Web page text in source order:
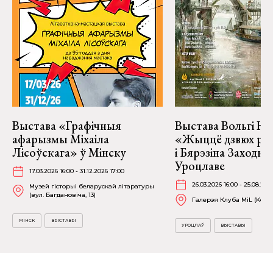
Выстава «Графічныя
афарызмы Міхаіла
Лісоўскага» ў Мінску
17.03.2026 16:00 - 31.12.2026 17:00
Музей гісторыі беларускай літаратуры
(вул. Багдановіча, 13)
МІНСК ВЫСТАВЫ
Выстава Вольгі
«Жыццё дзвюх
і Бярэзіна
Уроцлаве
26.03.2026 16:00 -
Галерэя Клуба MiL
УРОЦЛАЎ ВЫСТАВЫ